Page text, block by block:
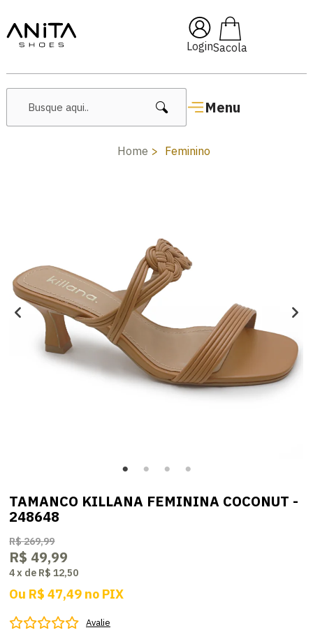
Login
Menu
🔥 Lançamentos Femininos
Home Feminino
TAMANCO KILLANA FEMININA COCONUT -
248648
R$ 269,99
R$ 49,99
4x de R$ 12,50
Ou R$ 47,49 no PIX
Avalie